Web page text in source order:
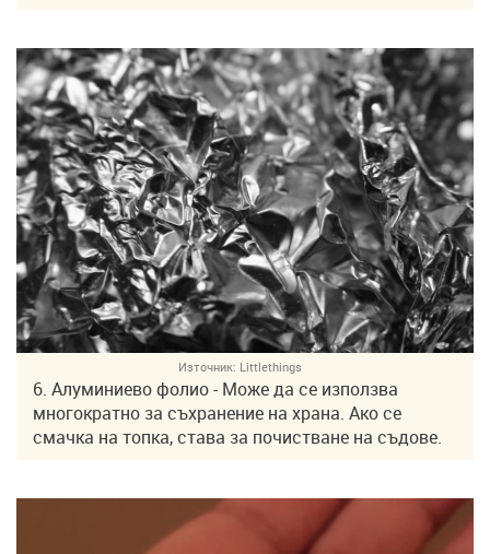
Източник: Littlethings
6. Алуминиево фолио - Може да се използва
многократно за съхранение на храна. Ако се
смачка на топка, става за почистване на съдове.